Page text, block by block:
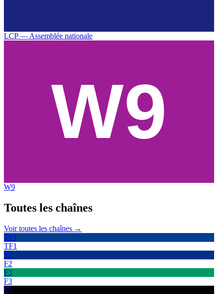
LCP — Assemblée nationale
W9
Toutes les chaînes
Voir toutes les chaînes →
TF1
TF1
F2
F2
F3
F3
C+